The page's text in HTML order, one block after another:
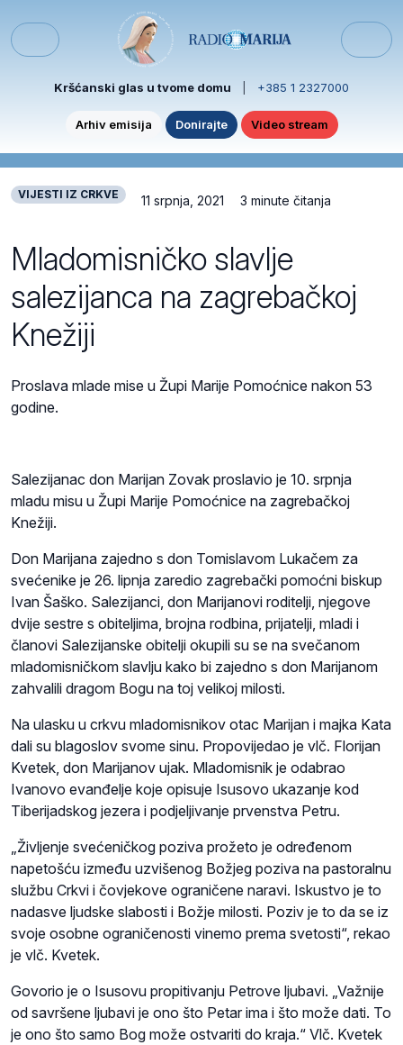
Menu
Kršćanski glas u tvome domu +385 1 2327000
Arhiv emisija Donirajte Video stream
VIJESTI IZ CRKVE 11 srpnja, 2021 3 minute čitanja
Mladomisničko slavlje
salezijanca na zagrebačkoj
Knežiji
Proslava mlade mise u Župi Marije Pomoćnice nakon 53
godine.
Salezijanac don Marijan Zovak proslavio je 10. srpnja
mladu misu u Župi Marije Pomoćnice na zagrebačkoj
Knežiji.
Don Marijana zajedno s don Tomislavom Lukačem za
svećenike je 26. lipnja zaredio zagrebački pomoćni biskup
Ivan Šaško. Salezijanci, don Marijanovi roditelji, njegove
dvije sestre s obiteljima, brojna rodbina, prijatelji, mladi i
članovi Salezijanske obitelji okupili su se na svečanom
mladomisničkom slavlju kako bi zajedno s don Marijanom
zahvalili dragom Bogu na toj velikoj milosti.
Na ulasku u crkvu mladomisnikov otac Marijan i majka Kata
dali su blagoslov svome sinu. Propovijedao je vlč. Florijan
Kvetek, don Marijanov ujak. Mladomisnik je odabrao
Ivanovo evanđelje koje opisuje Isusovo ukazanje kod
Tiberijadskog jezera i podjeljivanje prvenstva Petru.
„Življenje svećeničkog poziva prožeto je određenom
napetošću između uzvišenog Božjeg poziva na pastoralnu
službu Crkvi i čovjekove ograničene naravi. Iskustvo je to
nadasve ljudske slabosti i Božje milosti. Poziv je to da se iz
svoje osobne ograničenosti vinemo prema svetosti“, rekao
je vlč. Kvetek.
Govorio je o Isusovu propitivanju Petrove ljubavi. „Važnije
od savršene ljubavi je ono što Petar ima i što može dati. To
je ono što samo Bog može ostvariti do kraja.“ Vlč. Kvetek